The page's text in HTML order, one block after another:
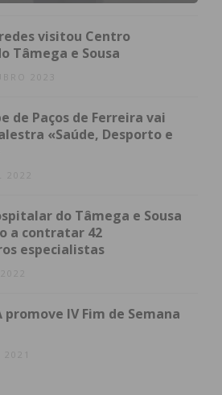
visitou Centro
Tâmega e Sousa
2023
de Paços de Ferreira vai
«Saúde, Desporto e
2022
do Tâmega e Sousa
a contratar 42
especialistas
promove IV Fim de Semana